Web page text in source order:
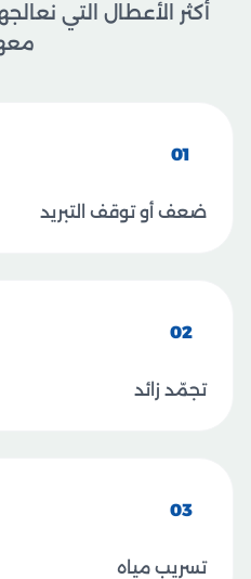
أكثر الأعطال التي
01
ضعف أو توقف التبريد
02
تجمّد زائد
03
تسريب مياه